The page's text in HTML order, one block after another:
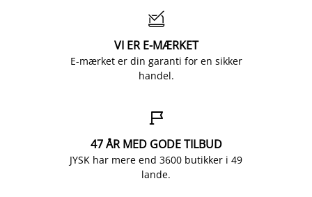

VI ER E-MÆRKET
E-mærket er din garanti for en sikker
handel.

47 ÅR MED GODE TILBUD
JYSK har mere end 3600 butikker i 49
lande.